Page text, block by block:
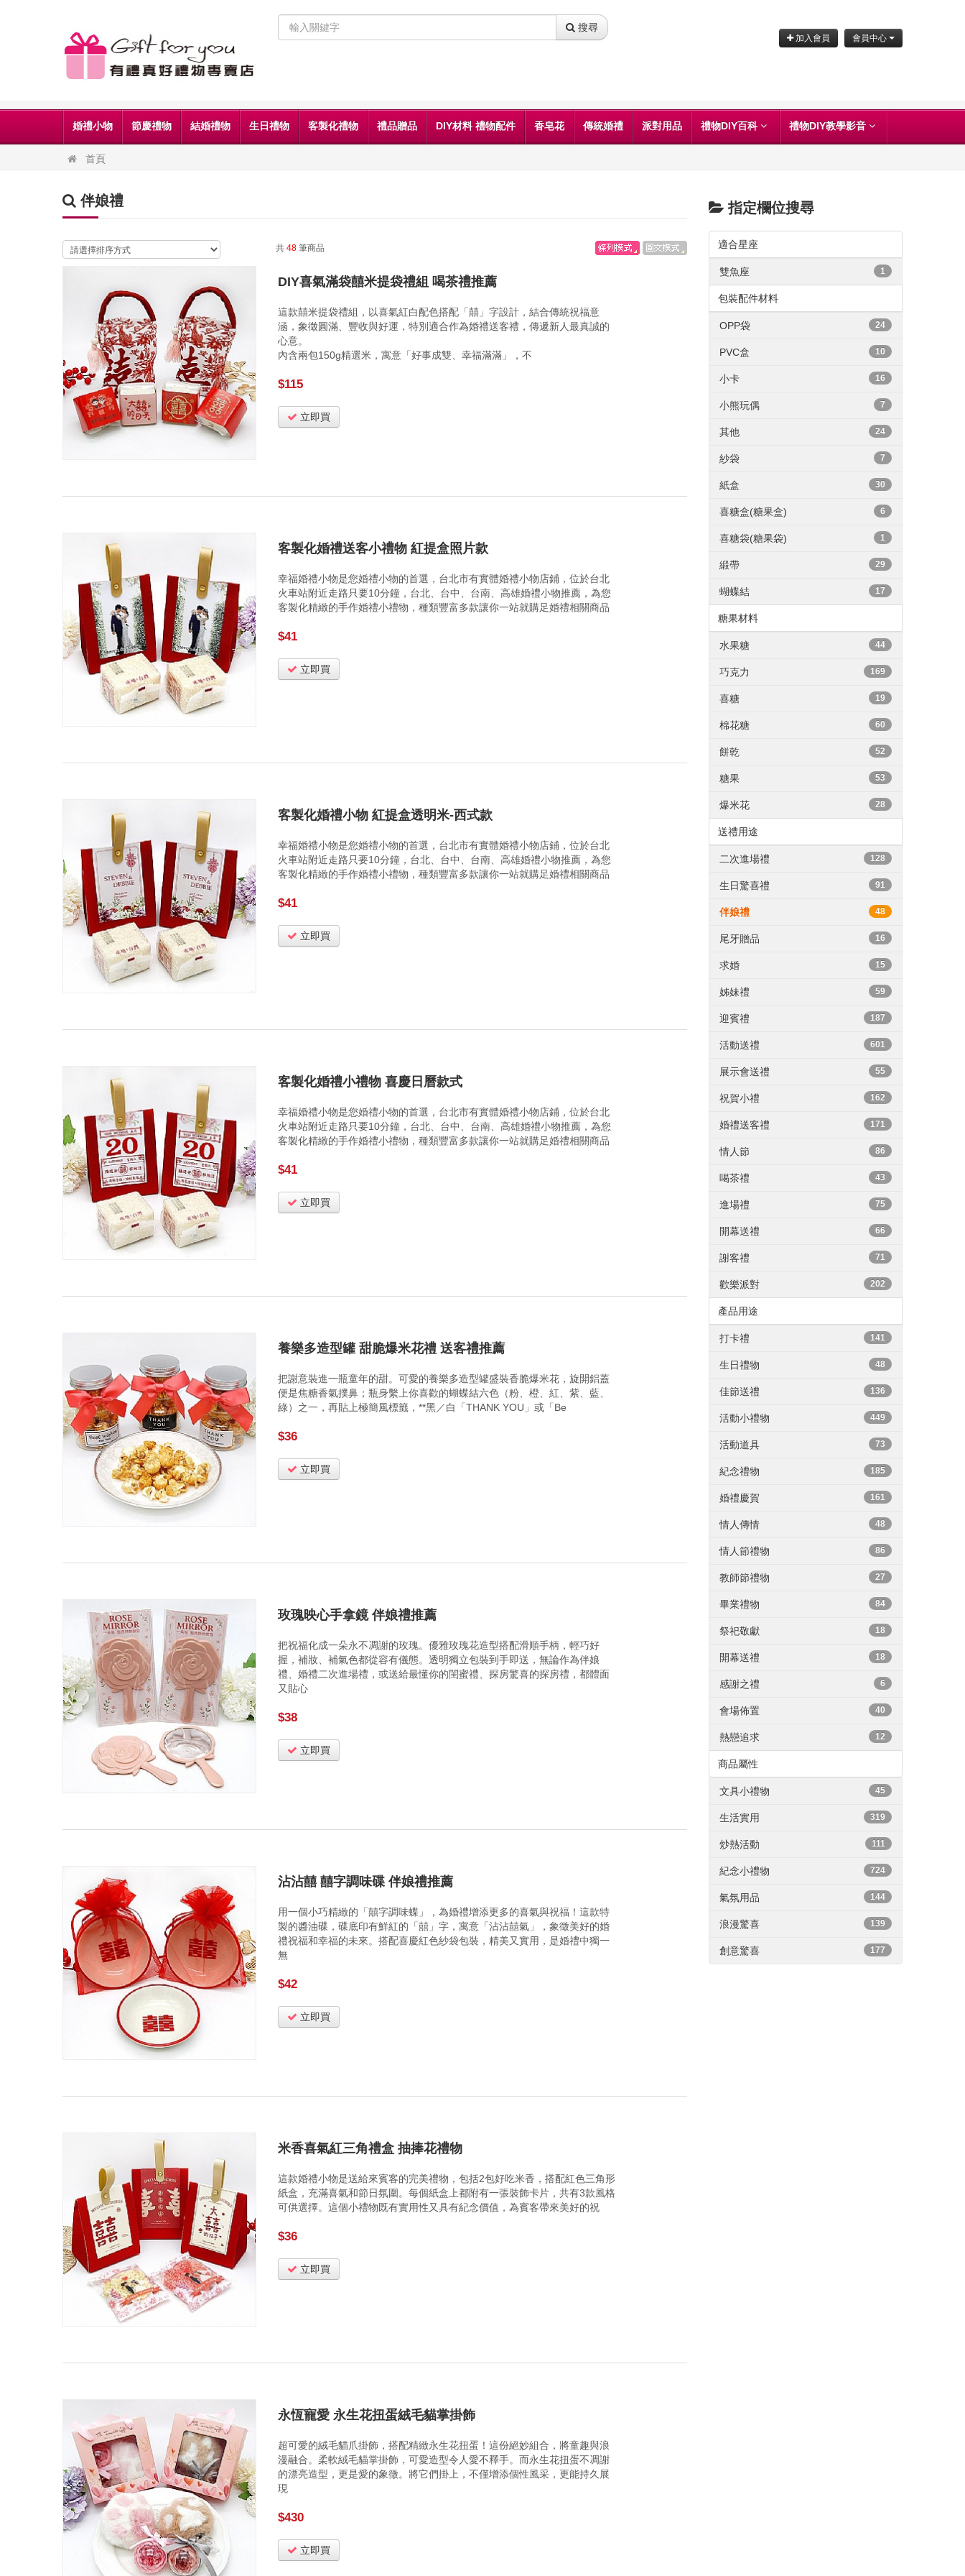
搜尋
加入會員 會員中心
婚禮小物 節慶禮物 結婚禮物 生日禮物 客製化禮物 禮品贈品 DIY材料 禮物配件 香皂花 傳統婚禮 派對用品 禮物DIY百科 禮物DIY教學影音
首頁
伴娘禮
共 48筆商品
DIY喜氣滿袋囍米提袋禮組 喝茶禮推薦
這款囍米提袋禮組，以喜氣紅白配色搭配「囍」字設計，結合傳統祝福意
涵，象徵圓滿、豐收與好運，特別適合作為婚禮送客禮，傳遞新人最真誠的
心意。
內含兩包150g精選米，寓意「好事成雙、幸福滿滿」，不
$115
立即買
客製化婚禮送客小禮物 紅提盒照片款
幸福婚禮小物是您婚禮小物的首選，台北市有實體婚禮小物店鋪，位於台北
火車站附近走路只要10分鐘，台北、台中、台南、高雄婚禮小物推薦，為您
客製化精緻的手作婚禮小禮物，種類豐富多款讓你一站就購足婚禮相關商品
$41
立即買
客製化婚禮小物 紅提盒透明米-西式款
幸福婚禮小物是您婚禮小物的首選，台北市有實體婚禮小物店鋪，位於台北
火車站附近走路只要10分鐘，台北、台中、台南、高雄婚禮小物推薦，為您
客製化精緻的手作婚禮小禮物，種類豐富多款讓你一站就購足婚禮相關商品
$41
立即買
客製化婚禮小禮物 喜慶日曆款式
幸福婚禮小物是您婚禮小物的首選，台北市有實體婚禮小物店鋪，位於台北
火車站附近走路只要10分鐘，台北、台中、台南、高雄婚禮小物推薦，為您
客製化精緻的手作婚禮小禮物，種類豐富多款讓你一站就購足婚禮相關商品
$41
立即買
養樂多造型罐 甜脆爆米花禮 送客禮推薦
把謝意裝進一瓶童年的甜。可愛的養樂多造型罐盛裝香脆爆米花，旋開鋁蓋
便是焦糖香氣撲鼻；瓶身繫上你喜歡的蝴蝶結六色（粉、橙、紅、紫、藍、
綠）之一，再貼上極簡風標籤，**黑／白「THANK YOU」或「Be
$36
立即買
玫瑰映心手拿鏡 伴娘禮推薦
把祝福化成一朵永不凋謝的玫瑰。優雅玫瑰花造型搭配滑順手柄，輕巧好
握，補妝、補氣色都從容有儀態。透明獨立包裝到手即送，無論作為伴娘
禮、婚禮二次進場禮，或送給最懂你的閨蜜禮、探房驚喜的探房禮，都體面
又貼心
$38
立即買
沾沾囍 囍字調味碟 伴娘禮推薦
用一個小巧精緻的「囍字調味蝶」，為婚禮增添更多的喜氣與祝福！這款特
製的醬油碟，碟底印有鮮紅的「囍」字，寓意「沾沾囍氣」，象徵美好的婚
禮祝福和幸福的未來。搭配喜慶紅色紗袋包裝，精美又實用，是婚禮中獨一
無
$42
立即買
米香喜氣紅三角禮盒 抽捧花禮物
這款婚禮小物是送給來賓客的完美禮物，包括2包好吃米香，搭配紅色三角形
紙盒，充滿喜氣和節日氛圍。每個紙盒上都附有一張裝飾卡片，共有3款風格
可供選擇。這個小禮物既有實用性又具有紀念價值，為賓客帶來美好的祝
$36
立即買
永恆寵愛 永生花扭蛋絨毛貓掌掛飾
超可愛的絨毛貓爪掛飾，搭配精緻永生花扭蛋！這份絕妙組合，將童趣與浪
漫融合。柔軟絨毛貓掌掛飾，可愛造型令人愛不釋手。而永生花扭蛋不凋謝
的漂亮造型，更是愛的象徵。將它們掛上，不僅增添個性風采，更能持久展
現
$430
立即買
指定欄位搜尋
適合星座
雙魚座 1
包裝配件材料
OPP袋 24
PVC盒 10
小卡 16
小熊玩偶 7
其他 24
紗袋 7
紙盒 30
喜糖盒(糖果盒) 6
喜糖袋(糖果袋) 1
緞帶 29
蝴蝶結 17
糖果材料
水果糖 44
巧克力 169
喜糖 19
棉花糖 60
餅乾 52
糖果 53
爆米花 28
送禮用途
二次進場禮 128
生日驚喜禮 91
伴娘禮 48
尾牙贈品 16
求婚 15
姊妹禮 59
迎賓禮 187
活動送禮 601
展示會送禮 55
祝賀小禮 162
婚禮送客禮 171
情人節 86
喝茶禮 43
進場禮 75
開幕送禮 66
謝客禮 71
歡樂派對 202
產品用途
打卡禮 141
生日禮物 48
佳節送禮 136
活動小禮物 449
活動道具 73
紀念禮物 185
婚禮慶賀 161
情人傳情 48
情人節禮物 86
教師節禮物 27
畢業禮物 84
祭祀敬獻 18
開幕送禮 18
感謝之禮 6
會場佈置 40
熱戀追求 12
商品屬性
文具小禮物 45
生活實用 319
炒熱活動 111
紀念小禮物 724
氣氛用品 144
浪漫驚喜 139
創意驚喜 177